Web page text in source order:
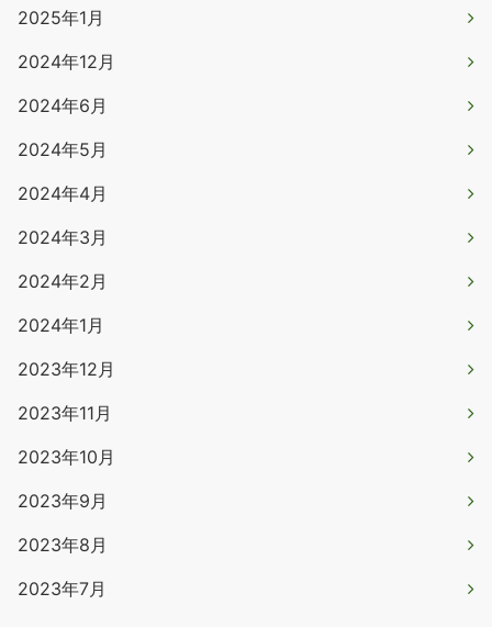
2025年1月
2024年12月
2024年6月
2024年5月
2024年4月
2024年3月
2024年2月
2024年1月
2023年12月
2023年11月
2023年10月
2023年9月
2023年8月
2023年7月